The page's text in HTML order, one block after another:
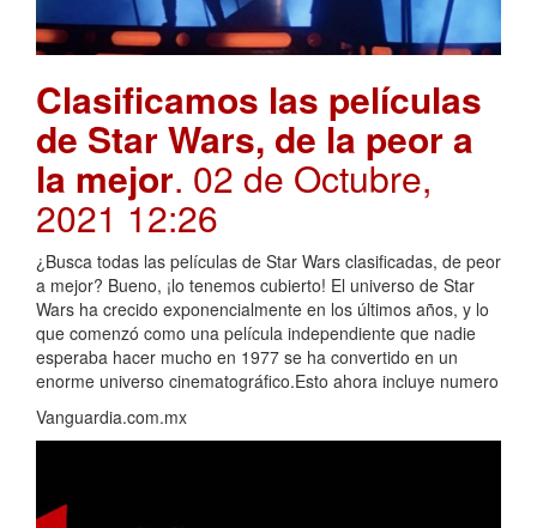
Clasificamos las películas
de Star Wars, de la peor a
la mejor. 02 de Octubre,
2021 12:26
¿Busca todas las películas de Star Wars clasificadas, de peor
a mejor? Bueno, ¡lo tenemos cubierto! El universo de Star
Wars ha crecido exponencialmente en los últimos años, y lo
que comenzó como una película independiente que nadie
esperaba hacer mucho en 1977 se ha convertido en un
enorme universo cinematográfico.Esto ahora incluye numero
Vanguardia.com.mx